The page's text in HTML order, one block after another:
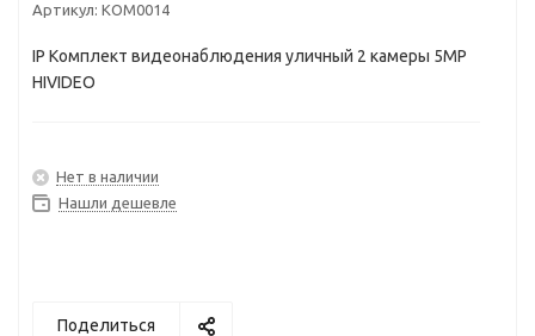
Артикул: KOM0014
IP Комплект видеонаблюдения уличный 2 камеры 5МР
HIVIDEO
Нет в наличии
Нашли дешевле
Поделиться